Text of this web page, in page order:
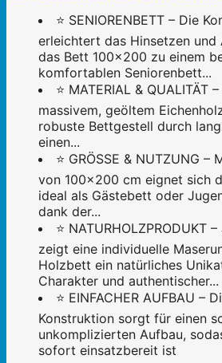
⭐ SENIORENBETT – Die
erleichtert das Hinsetzen und
das Bett 100x200 zu einem
komfortablen Seniorenbett...
⭐ MATERIAL & QUALITÄT
massivem, geöltem
robuste Bettgestell durch
einen...
⭐ GRÖSSE & NUTZUNG
von 100×200 cm eignet sich
ideal als Gästebett oder
dank der...
⭐ NATURHOLZPRODUKT
zeigt eine individuelle
Holzbett ein natürliches
Charakter und authentischer...
⭐ EINFACHER AUFBAU –
Konstruktion sorgt für einen
unkomplizierten Aufbau,
sofort einsatzbereit ist